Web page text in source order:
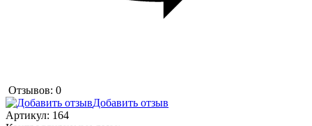
Отзывов: 0
Добавить отзыв
Артикул: 164